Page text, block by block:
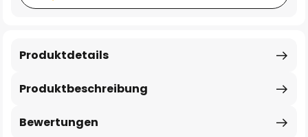
Produktbeschreibung
Produktdetails
Bewertungen